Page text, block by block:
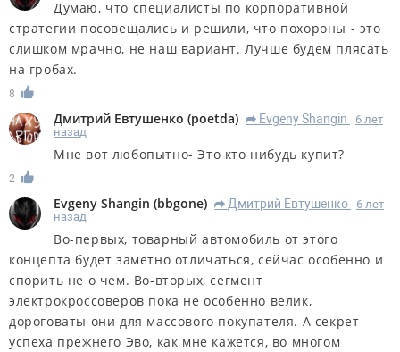
Думаю, что специалисты по корпоративной
стратегии посовещались и решили, что похороны - это
слишком мрачно, не наш вариант. Лучше будем плясать
на гробах.
8
Дмитрий Евтушенко (poetda) R Evgeny Shangin
6 лет
назад
Мне вот любопытно- Это кто нибудь купит?
2
Evgeny Shangin (bbgone) R Дмитрий Евтушенко
6 лет
назад
Во-первых, товарный автомобиль от этого
концепта будет заметно отличаться, сейчас особенно и
спорить не о чем. Во-вторых, сегмент
электрокроссоверов пока не особенно велик,
дороговаты они для массового покупателя. А секрет
успеха прежнего Эво, как мне кажется, во многом